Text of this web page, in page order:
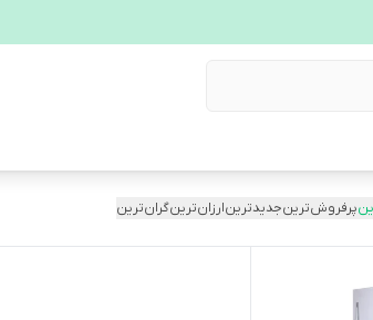
پرفروش‌ترینجدیدترینارزان‌ترینگران‌ترین